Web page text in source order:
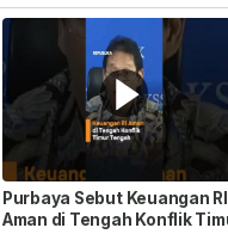
Purbaya Sebut Keuangan RI
Aman di Tengah Konflik